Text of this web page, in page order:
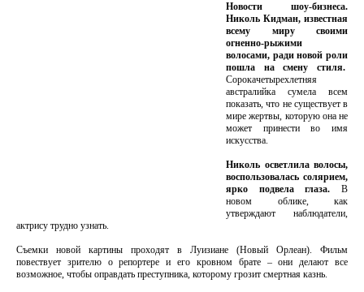
Новости шоу-бизнеса.
Николь Кидман, известная
всему миру своими
огненно-рыжими
волосами, ради новой роли
пошла на смену стиля.
Сорокачетырехлетняя
австралийка сумела всем
показать, что не существует в
мире жертвы, которую она не
может принести во имя
искусства.
Николь осветлила волосы,
воспользовалась солярием,
ярко подвела глаза. В
новом облике, как
утверждают наблюдатели,
актрису трудно узнать.
Съемки новой картины проходят в Луизиане (Новый Орлеан). Фильм
повествует зрителю о репортере и его кровном брате – они делают все
возможное, чтобы оправдать преступника, которому грозит смертная казнь.